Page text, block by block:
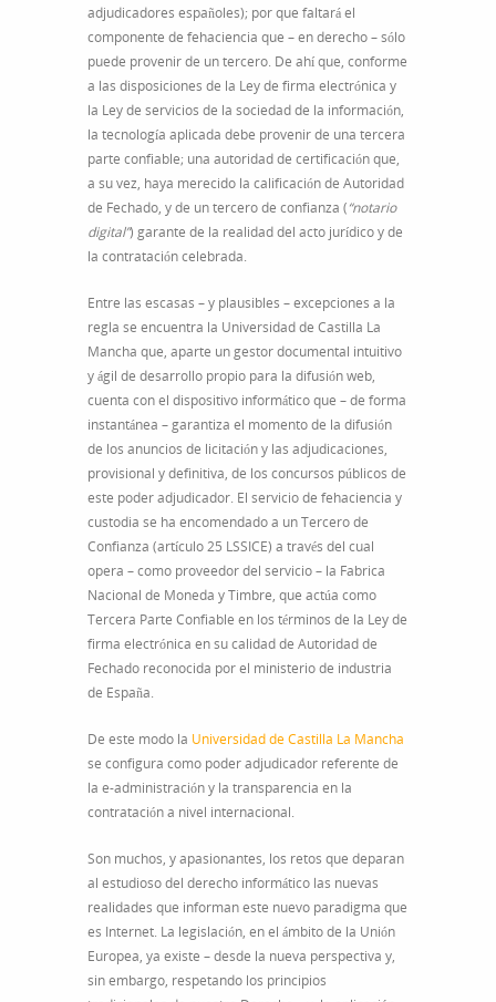
adjudicadores españoles); por que faltará el
componente de fehaciencia que – en derecho – sólo
puede provenir de un tercero. De ahí que, conforme
a las disposiciones de la Ley de firma electrónica y
la Ley de servicios de la sociedad de la información,
la tecnología aplicada debe provenir de una tercera
parte confiable; una autoridad de certificación que,
a su vez, haya merecido la calificación de Autoridad
de Fechado, y de un tercero de confianza (“notario
digital”) garante de la realidad del acto jurídico y de
la contratación celebrada.
Entre las escasas – y plausibles – excepciones a la
regla se encuentra la Universidad de Castilla La
Mancha que, aparte un gestor documental intuitivo
y ágil de desarrollo propio para la difusión web,
cuenta con el dispositivo informático que – de forma
instantánea – garantiza el momento de la difusión
de los anuncios de licitación y las adjudicaciones,
provisional y definitiva, de los concursos públicos de
este poder adjudicador. El servicio de fehaciencia y
custodia se ha encomendado a un Tercero de
Confianza (artículo 25 LSSICE) a través del cual
opera – como proveedor del servicio – la Fabrica
Nacional de Moneda y Timbre, que actúa como
Tercera Parte Confiable en los términos de la Ley de
firma electrónica en su calidad de Autoridad de
Fechado reconocida por el ministerio de industria
de España.
De este modo la Universidad de Castilla La Mancha
se configura como poder adjudicador referente de
la e-administración y la transparencia en la
contratación a nivel internacional.
Son muchos, y apasionantes, los retos que deparan
al estudioso del derecho informático las nuevas
realidades que informan este nuevo paradigma que
es Internet. La legislación, en el ámbito de la Unión
Europea, ya existe – desde la nueva perspectiva y,
sin embargo, respetando los principios